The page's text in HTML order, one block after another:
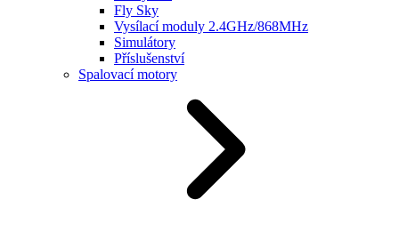
Fly Sky
Vysílací moduly 2.4GHz/868MHz
Simulátory
Příslušenství
Spalovací motory